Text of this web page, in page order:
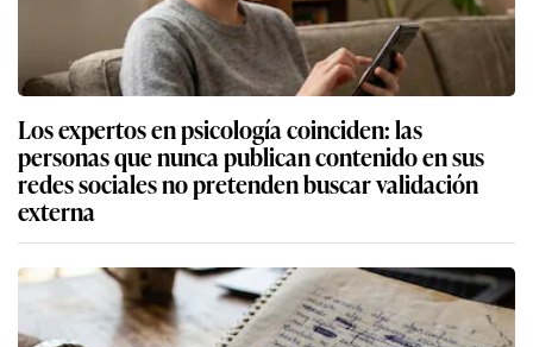
Los expertos en psicología coinciden: las
personas que nunca publican contenido en sus
redes sociales no pretenden buscar validación
externa